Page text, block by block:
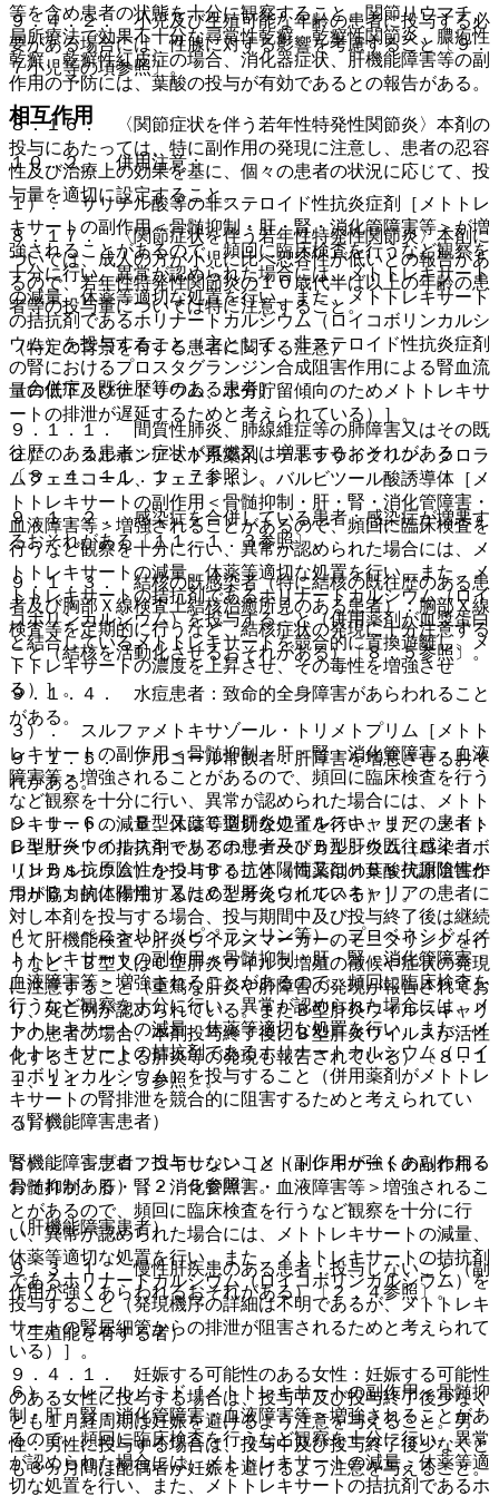
９．４．２． 小児及び生殖可能な年齢の患者に投与する必
要がある場合には、性腺に対する影響を考慮すること〔９．
７小児等の項参照〕。
相互作用
１０．２． 併用注意：
１）． サリチル酸等の非ステロイド性抗炎症剤［メトトレ
キサートの副作用＜骨髄抑制・肝・腎・消化管障害等＞が増
強されることがあるので、頻回に臨床検査を行うなど観察を
十分に行い、異常が認められた場合には、メトトレキサート
の減量、休薬等適切な処置を行い、また、メトトレキサート
の拮抗剤であるホリナートカルシウム（ロイコボリンカルシ
ウム）を投与すること（主として、非ステロイド性抗炎症剤
の腎におけるプロスタグランジン合成阻害作用による腎血流
量の低下及びナトリウム、水分貯留傾向のためメトトレキサ
ートの排泄が遅延するためと考えられている）］。
２）． スルホンアミド系薬剤、テトラサイクリン、クロラ
ムフェニコール、フェニトイン、バルビツール酸誘導体［メ
トトレキサートの副作用＜骨髄抑制・肝・腎・消化管障害・
血液障害等＞増強されることがあるので、頻回に臨床検査を
行うなど観察を十分に行い、異常が認められた場合には、メ
トトレキサートの減量、休薬等適切な処置を行い、また、メ
トトレキサートの拮抗剤であるホリナートカルシウム（ロイ
コボリンカルシウム）を投与すること（併用薬剤が血漿蛋白
と結合しているメトトレキサートを競合的に置換遊離し、メ
トトレキサートの濃度を上昇させ、その毒性を増強させ
る）］。
３）． スルファメトキサゾール・トリメトプリム［メトト
レキサートの副作用＜骨髄抑制・肝・腎・消化管障害・血液
障害等＞増強されることがあるので、頻回に臨床検査を行う
など観察を十分に行い、異常が認められた場合には、メトト
レキサートの減量、休薬等適切な処置を行い、また、メトト
レキサートの拮抗剤であるホリナートカルシウム（ロイコボ
リンカルシウム）を投与すること（両薬剤の葉酸代謝阻害作
用が協力的に作用するためと考えられている）］。
４）． ペニシリン（ピペラシリン等）、プロベネシド［メ
トトレキサートの副作用＜骨髄抑制・肝・腎・消化管障害・
血液障害等＞増強されることがあるので、頻回に臨床検査を
行うなど観察を十分に行い、異常が認められた場合には、メ
トトレキサートの減量、休薬等適切な処置を行い、また、メ
トトレキサートの拮抗剤であるホリナートカルシウム（ロイ
コボリンカルシウム）を投与すること（併用薬剤がメトトレ
キサートの腎排泄を競合的に阻害するためと考えられてい
る）］。
５）． シプロフロキサシン［メトトレキサートの副作用＜
骨髄抑制・肝・腎・消化管障害・血液障害等＞増強されるこ
とがあるので、頻回に臨床検査を行うなど観察を十分に行
い、異常が認められた場合には、メトトレキサートの減量、
休薬等適切な処置を行い、また、メトトレキサートの拮抗剤
であるホリナートカルシウム（ロイコボリンカルシウム）を
投与すること（発現機序の詳細は不明であるが、メトトレキ
サートの腎尿細管からの排泄が阻害されるためと考えられて
いる）］。
６）． レフルノミド［メトトレキサートの副作用＜骨髄抑
制・肝・腎・消化管障害・血液障害等＞増強されることがあ
るので、頻回に臨床検査を行うなど観察を十分に行い、異常
が認められた場合には、メトトレキサートの減量、休薬等適
切な処置を行い、また、メトトレキサートの拮抗剤であるホ
等を含め患者の状態を十分に観察すること。関節リウマチ、
局所療法で効果不十分な尋常性乾癬、乾癬性関節炎、膿疱性
乾癬、乾癬性紅皮症の場合、消化器症状、肝機能障害等の副
作用の予防には、葉酸の投与が有効であるとの報告がある。
８．１６． 〈関節症状を伴う若年性特発性関節炎〉本剤の
投与にあたっては、特に副作用の発現に注意し、患者の忍容
性及び治療上の効果を基に、個々の患者の状況に応じて、投
与量を適切に設定すること。
８．１７． 〈関節症状を伴う若年性特発性関節炎〉本剤に
ついては、成人の方が小児に比べ忍容性が低いとの報告があ
るので、若年性特発性関節炎の１０歳代半ば以上の年齢の患
者等の投与量については特に注意すること。
（特定の背景を有する患者に関する注意）
（合併症・既往歴等のある患者）
９．１．１． 間質性肺炎、肺線維症等の肺障害又はその既
往歴のある患者：症状が再燃又は増悪するおそれがある
〔８．４、１１．１．７参照〕。
９．１．２． 感染症を合併している患者：感染症が増悪す
るおそれがある〔１１．１．３参照〕。
９．１．３． 結核の既感染者（特に結核の既往歴のある患
者及び胸部Ｘ線検査上結核治癒所見のある患者）：胸部Ｘ線
検査等を定期的に行うなど、結核症状の発現に十分注意する
こと（結核を活動化させるおそれがある）〔８．５参照〕。
９．１．４． 水痘患者：致命的全身障害があらわれること
がある。
９．１．５． アルコール常飲者：肝障害を増悪させるおそ
れがある。
９．１．６． Ｂ型又はＣ型肝炎ウイルスキャリアの患者：
Ｂ型肝炎ウイルスキャリアの患者及びＢ型肝炎既往感染者
（ＨＢｓ抗原陰性かつＨＢｃ抗体陽性又はＨＢｓ抗原陰性か
つＨＢｓ抗体陽性）又はＣ型肝炎ウイルスキャリアの患者に
対し本剤を投与する場合、投与期間中及び投与終了後は継続
して肝機能検査や肝炎ウイルスマーカーのモニタリングを行
うなど、Ｂ型又はＣ型肝炎ウイルス増殖の徴候や症状の発現
に注意すること（重篤な肝炎や肝障害の発現が報告されてお
り、死亡例が認められている。またＢ型肝炎ウイルスキャリ
アの患者の場合、本剤投与終了後にＢ型肝炎ウイルスが活性
化することによる肝炎等の発現も報告されている）〔８．１
１、１１．１．５参照〕。
（腎機能障害患者）
腎機能障害患者：投与しないこと（副作用が強くあらわれる
おそれがある）〔２．５参照〕。
（肝機能障害患者）
９．３．１． 慢性肝疾患のある患者：投与しないこと（副
作用が強くあらわれるおそれがある）〔２．４参照〕。
（生殖能を有する者）
９．４．１． 妊娠する可能性のある女性：妊娠する可能性
のある女性に投与する場合は、投与中及び投与終了後少なく
とも１月経周期は妊娠を避けるよう注意を与えること。男
性：男性に投与する場合は、投与中及び投与終了後少なくと
も３ヵ月間は配偶者が妊娠を避けるよう注意を与えること。